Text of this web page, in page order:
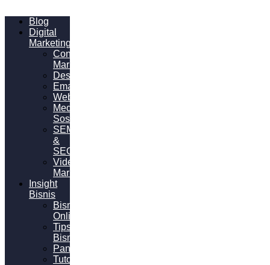
Blog
Digital
Marketing
Content
Marketing
Desain
Email
Website
Media
Sosial
SEM
&
SEO
Video
Marketing
Insight
Bisnis
Bisnis
Online
Tips
Bisnis
Panduan
Tutorial